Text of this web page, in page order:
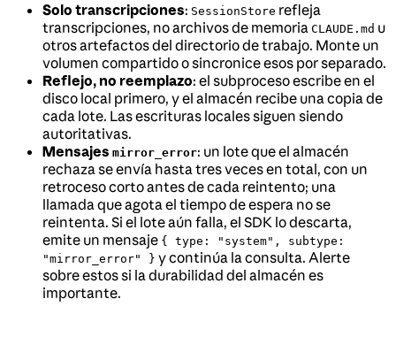
Solo transcripciones: SessionStore refleja
transcripciones, no archivos de memoria CLAUDE.md u
otros artefactos del directorio de trabajo. Monte un
volumen compartido o sincronice esos por separado.
Reflejo, no reemplazo: el subproceso escribe en el
disco local primero, y el almacén recibe una copia de
cada lote. Las escrituras locales siguen siendo
autoritativas.
Mensajes mirror_error: un lote que el almacén
rechaza se envía hasta tres veces en total, con un
retroceso corto antes de cada reintento; una
llamada que agota el tiempo de espera no se
reintenta. Si el lote aún falla, el SDK lo descarta,
emite un mensaje { type: "system", subtype:
"mirror_error" } y continúa la consulta. Alerte
sobre estos si la durabilidad del almacén es
importante.